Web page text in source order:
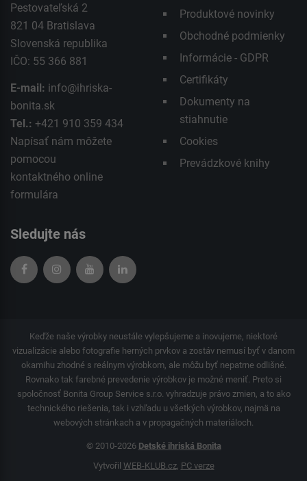
Pestovateľská 2
821 04 Bratislava
Slovenská republika
IČO: 55 366 881
E-mail: info@ihriska-
bonita.sk
Tel.: +421 910 359 434
Napísať nám môžete
pomocou
kontaktného online
formulára
Produktové novinky
Obchodné podmienky
Informácie - GDPR
Certifikáty
Dokumenty na
stiahnutie
Cookies
Prevádzkové knihy
Sledujte nás
Keďže naše výrobky neustále vylepšujeme a inovujeme, niektoré
vizualizácie alebo fotografie herných prvkov a zostáv nemusí byť v danom
okamihu zhodné s reálnym výrobkom, ale môžu byť nepatrne odlišné.
Rovnako tak farebné prevedenie výrobkov je možné meniť. Preto si
spoločnosť Bonita Group Service s.r.o. vyhradzuje právo zmien, a to ako
technického riešenia, tak i vzhľadu u všetkých výrobkov, najmä na
webových stránkach a v propagačných materiáloch.
© 2010-2026 Detské ihriská Bonita
Vytvořil WEB-KLUB.cz, PC verze